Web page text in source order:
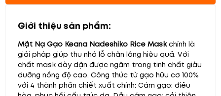
Giới thiệu sản phẩm:
Mặt Nạ Gạo Keana Nadeshiko Rice Maskchính là
giải pháp giúp thu nhỏ lỗ chân lông hiệu quả. Với
chất mask dày dặn được ngâm trong tinh chất giàu
dưỡng nồng độ cao. Công thức từ gạo hữu cơ 100%
với 4 thành phần chiết xuất chính: Cám gạo: điều